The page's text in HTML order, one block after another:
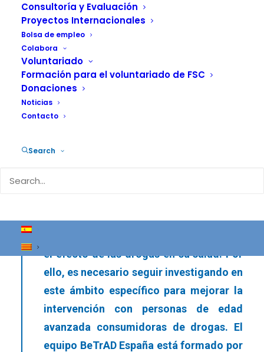
Consultoría y Evaluación
Proyectos Internacionales
Bolsa de empleo
Colabora
Voluntariado
Formación para el voluntariado de FSC
Donaciones
Noticias
Contacto
Search
En las conclusiones de la monografía
«Afectación en la salud relacionada con
el consumo de drogas de personas de
adicciones a drogas ha aumentado
el efecto de las drogas en su salud. Por
ello, es necesario seguir investigando en
este ámbito específico para mejorar la
intervención con personas de edad
avanzada consumidoras de drogas. El
equipo BeTrAD España está formado por